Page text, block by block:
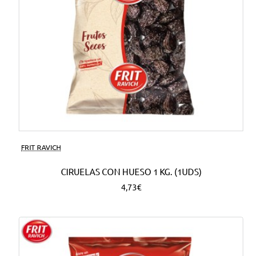
FRIT RAVICH
CIRUELAS CON HUESO 1 KG. (1UDS)
4,73€